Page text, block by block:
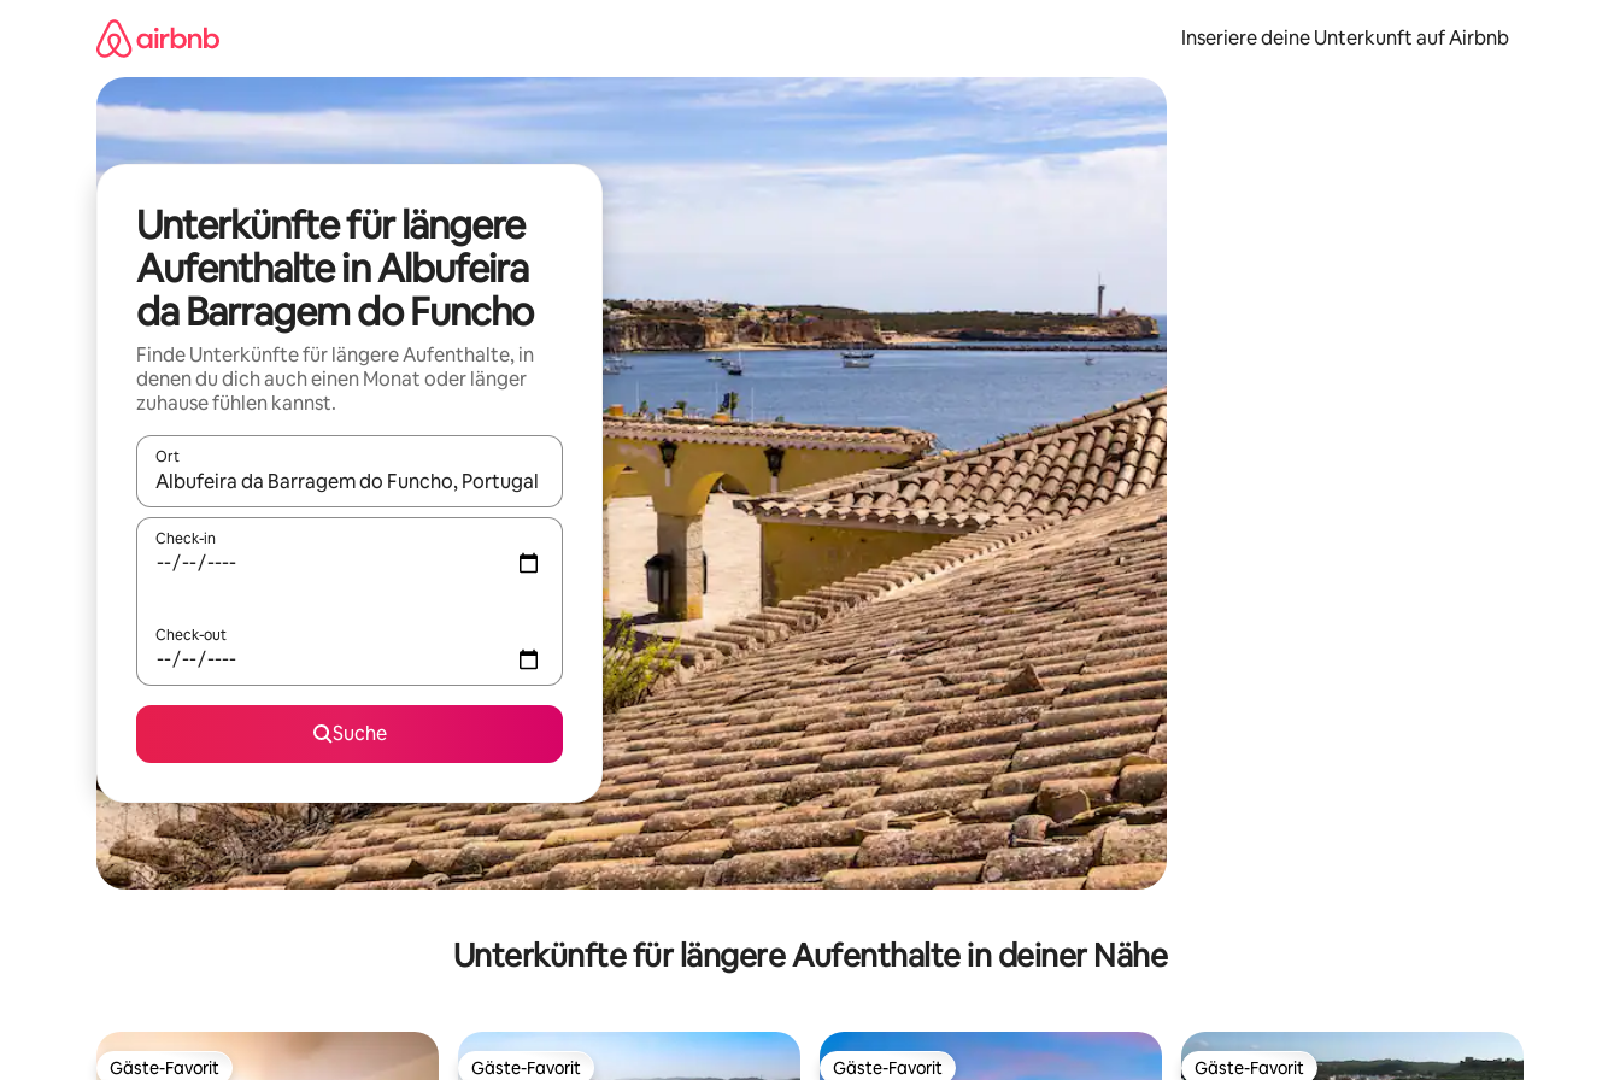
Inseriere deine Unterkunft auf Airbnb
Unterkünfte für längere
Aufenthalte in Albufeira
da Barragem do Funcho
Finde Unterkünfte für längere Aufenthalte, in
denen du dich auch einen Monat oder länger
zuhause fühlen kannst.
Ort
Wenn Ergebnisse verfügbar sind, navigiere mit den Pfeiltasten nach oben und unten oder erkunde die Ergebnisse durch Berühren oder Wischgesten.
Check-in
Check-out
Suche
Unterkünfte für längere Aufenthalte in deiner Nähe
Gäste-Favorit Gäste-Favorit Gäste-Favorit Gäste-Favorit